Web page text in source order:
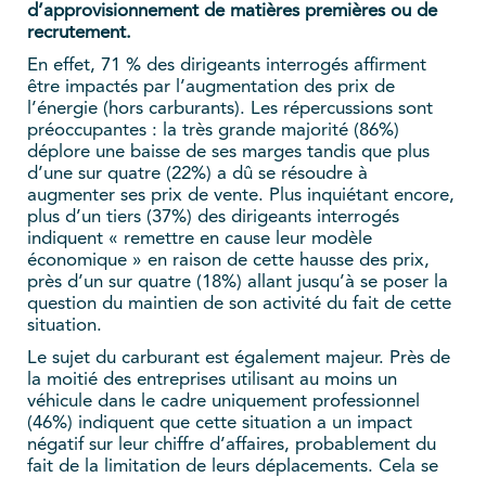
d’approvisionnement de matières premières ou de
recrutement.
En effet, 71 % des dirigeants interrogés affirment
être impactés par l’augmentation des prix de
l’énergie (hors carburants). Les répercussions sont
préoccupantes : la très grande majorité (86%)
déplore une baisse de ses marges tandis que plus
d’une sur quatre (22%) a dû se résoudre à
augmenter ses prix de vente. Plus inquiétant encore,
plus d’un tiers (37%) des dirigeants interrogés
indiquent « remettre en cause leur modèle
économique » en raison de cette hausse des prix,
près d’un sur quatre (18%) allant jusqu’à se poser la
question du maintien de son activité du fait de cette
situation.
Le sujet du carburant est également majeur. Près de
la moitié des entreprises utilisant au moins un
véhicule dans le cadre uniquement professionnel
(46%) indiquent que cette situation a un impact
négatif sur leur chiffre d’affaires, probablement du
fait de la limitation de leurs déplacements. Cela se